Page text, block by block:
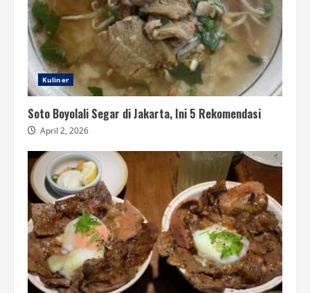
Kuliner
Soto Boyolali Segar di Jakarta, Ini 5 Rekomendasi
April 2, 2026